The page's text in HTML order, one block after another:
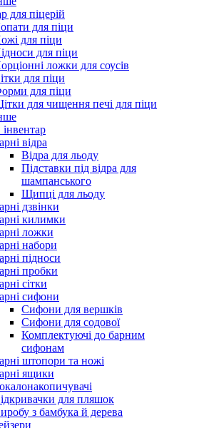
для піцерій
для піци
для піци
для піци
ложки для соусів
для піци
для піци
для чищення печі для піци
відра
Відра для льоду
Підставки під відра для
шампанського
Щипці для льоду
дзвінки
килимки
ложки
набори
підноси
пробки
сітки
сифони
Сифони для вершків
Сифони для содової
Комплектуючі до барним
сифонам
штопори та ножі
ящики
для пляшок
з бамбука й дерева